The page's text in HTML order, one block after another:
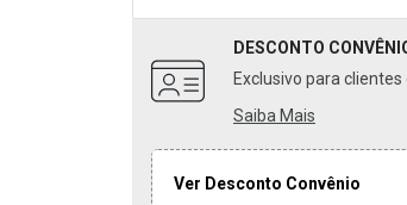
DESCONTO
Exclusivo para
Saiba Mais
Ver Desconto Convênio